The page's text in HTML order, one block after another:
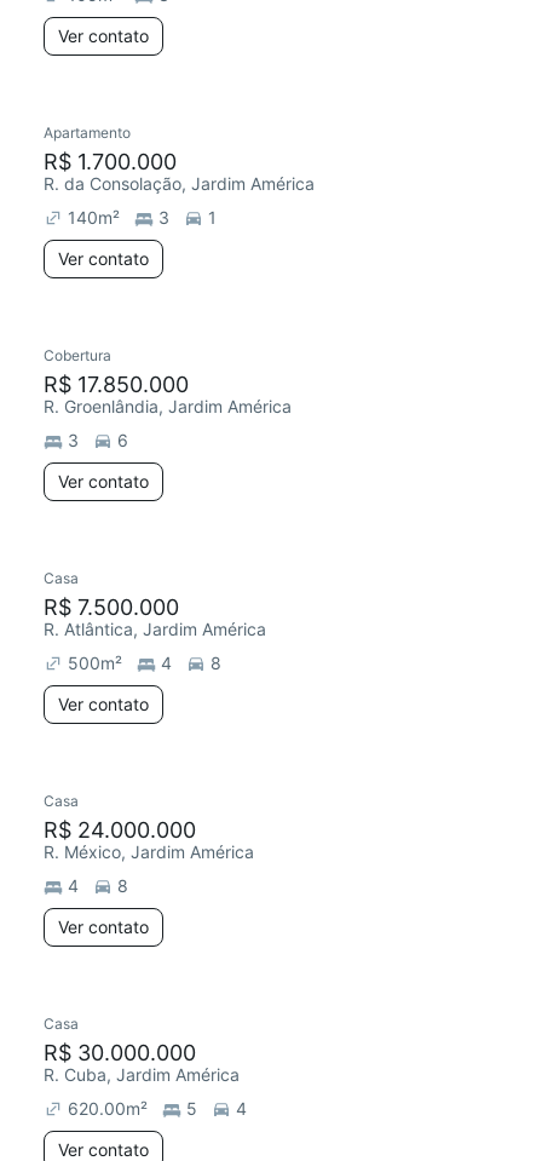
Ver contato
Apartamento
R$ 1.700.000
R. da Consolação, Jardim América
140m² 3
1
Ver contato
Cobertura
R$ 17.850.000
R. Groenlândia, Jardim América
3
6
Ver contato
Casa
R$ 7.500.000
R. Atlântica, Jardim América
500m² 4
8
Ver contato
Casa
R$ 24.000.000
R. México, Jardim América
4
8
Ver contato
Casa
R$ 30.000.000
R. Cuba, Jardim América
620.00m² 5
4
Ver contato